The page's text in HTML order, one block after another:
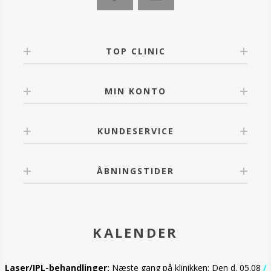
TOP CLINIC
MIN KONTO
KUNDESERVICE
ÅBNINGSTIDER
KALENDER
Laser/IPL-behandlinger: Næste gang på klinikken: Den d. 05.08 /